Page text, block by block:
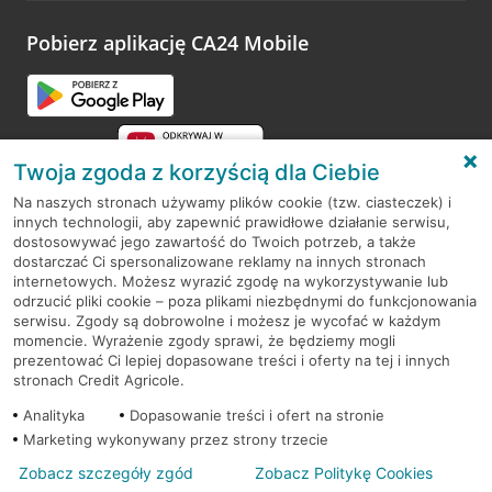
opinie.
Pobierz aplikację CA24 Mobile
RODO
Regulamin serwisu
Mapa serwisu
PolitykaCookies
© 2026 Credit Agricole Bank Polska S.A. Wszelkie prawa zastrzeżone
Twoja zgoda z korzyścią dla Ciebie
Na naszych stronach używamy plików cookie (tzw. ciasteczek) i
innych technologii, aby zapewnić prawidłowe działanie serwisu,
dostosowywać jego zawartość do Twoich potrzeb, a także
dostarczać Ci spersonalizowane reklamy na innych stronach
internetowych. Możesz wyrazić zgodę na wykorzystywanie lub
odrzucić pliki cookie – poza plikami niezbędnymi do funkcjonowania
serwisu. Zgody są dobrowolne i możesz je wycofać w każdym
momencie. Wyrażenie zgody sprawi, że będziemy mogli
prezentować Ci lepiej dopasowane treści i oferty na tej i innych
stronach Credit Agricole.
Analityka
Dopasowanie treści i ofert na stronie
Marketing wykonywany przez strony trzecie
Zobacz szczegóły zgód Zobacz Politykę Cookies